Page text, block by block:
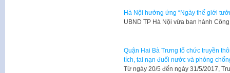
Hà Nội hưởng ứng “Ngày thế giới
UBND TP Hà Nội vừa ban hành
Quận Hai Bà Trưng tổ chức truyền
tích, tai nạn đuối nước và phòng
Từ ngày 20/5 đến ngày 31/5/2017,